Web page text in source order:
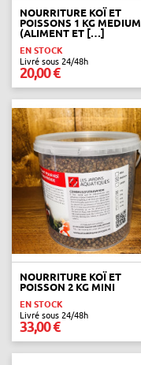
NOURRITURE KOÏ ET
POISSONS 1 KG MEDIUM
(ALIMENT ET […]
EN STOCK
Livré sous 24/48h
20,00 €
NOURRITURE KOÏ ET
POISSON 2 KG MINI
EN STOCK
Livré sous 24/48h
33,00 €